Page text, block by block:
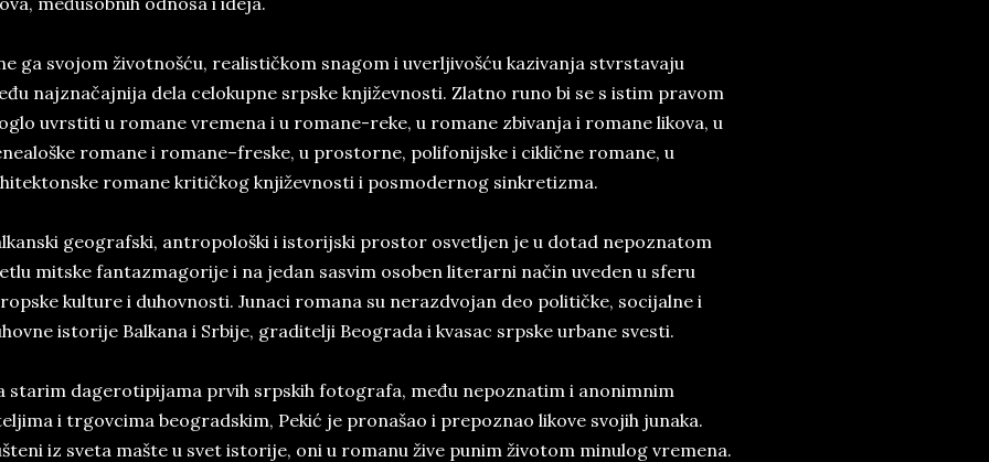
ga svojom životnošću, realističkom snagom i uverljivošću kazivanja stvrstavaju
najznačajnija dela celokupne srpske književnosti. Zlatno runo bi se s istim pravom
uvrstiti u romane vremena i u romane-reke, u romane zbivanja i romane likova, u
romane i romane–freske, u prostorne, polifonijske i ciklične romane, u
romane kritičkog književnosti i posmodernog sinkretizma.
geografski, antropološki i istorijski prostor osvetljen je u dotad nepoznatom
mitske fantazmagorije i na jedan sasvim osoben literarni način uveden u sferu
kulture i duhovnosti. Junaci romana su nerazdvojan deo političke, socijalne i
istorije Balkana i Srbije, graditelji Beograda i kvasac srpske urbane svesti.
starim dagerotipijama prvih srpskih fotografa, među nepoznatim i anonimnim
i trgovcima beogradskim, Pekić je pronašao i prepoznao likove svojih junaka.
iz sveta mašte u svet istorije, oni u romanu žive punim životom minulog vremena.